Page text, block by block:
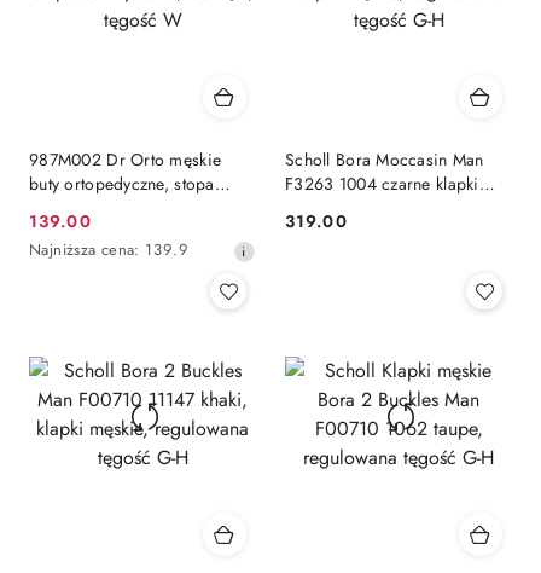
987M002 Dr Orto męskie
buty ortopedyczne, stopa
W
Cena
promocyjna:
139.00
Najniższa
przed
obniżką
Najniższa cena: 139.9
Scholl Bora Moccasin Man
F3263 1004 czarne klapki
H
Cena:
319.00